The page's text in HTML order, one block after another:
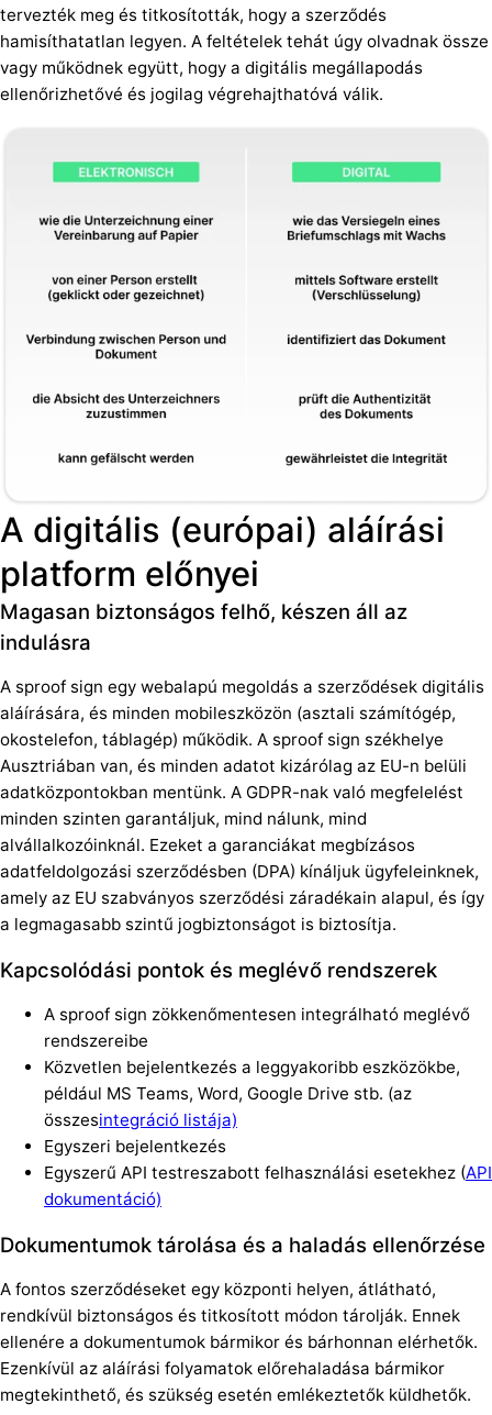
tervezték meg és titkosították, hogy a szerződés
hamisíthatatlan legyen. A feltételek tehát úgy olvadnak össze
vagy működnek együtt, hogy a digitális megállapodás
ellenőrizhetővé és jogilag végrehajthatóvá válik.
A digitális (európai) aláírási
platform előnyei
Magasan biztonságos felhő, készen áll az
indulásra
A sproof sign egy webalapú megoldás a szerződések digitális
aláírására, és minden mobileszközön (asztali számítógép,
okostelefon, táblagép) működik. A sproof sign székhelye
Ausztriában van, és minden adatot kizárólag az EU-n belüli
adatközpontokban mentünk. A GDPR-nak való megfelelést
minden szinten garantáljuk, mind nálunk, mind
alvállalkozóinknál. Ezeket a garanciákat megbízásos
adatfeldolgozási szerződésben (DPA) kínáljuk ügyfeleinknek,
amely az EU szabványos szerződési záradékain alapul, és így
a legmagasabb szintű jogbiztonságot is biztosítja.
Kapcsolódási pontok és meglévő rendszerek
A sproof sign zökkenőmentesen integrálható meglévő
rendszereibe
Közvetlen bejelentkezés a leggyakoribb eszközökbe,
például MS Teams, Word, Google Drive stb. (az
összesintegráció listája)
Egyszeri bejelentkezés
Egyszerű API testreszabott felhasználási esetekhez (API
dokumentáció)
Dokumentumok tárolása és a haladás ellenőrzése
A fontos szerződéseket egy központi helyen, átlátható,
rendkívül biztonságos és titkosított módon tárolják. Ennek
ellenére a dokumentumok bármikor és bárhonnan elérhetők.
Ezenkívül az aláírási folyamatok előrehaladása bármikor
megtekinthető, és szükség esetén emlékeztetők küldhetők.